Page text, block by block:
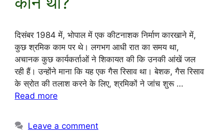
दिसंबर 1984 में, भोपाल में एक कीटनाशक निर्माण कारखाने में,
कुछ श्रमिक काम पर थे। लगभग आधी रात का समय था,
अचानक कुछ कार्यकर्ताओं ने शिकायत की कि उनकी आंखें जल
रही हैं। उन्होंने माना कि यह एक गैस रिसाव था। बेशक, गैस रिसाव
के स्रोत की तलाश करने के लिए, श्रमिकों ने जांच शुरू …
Read more
Leave a comment